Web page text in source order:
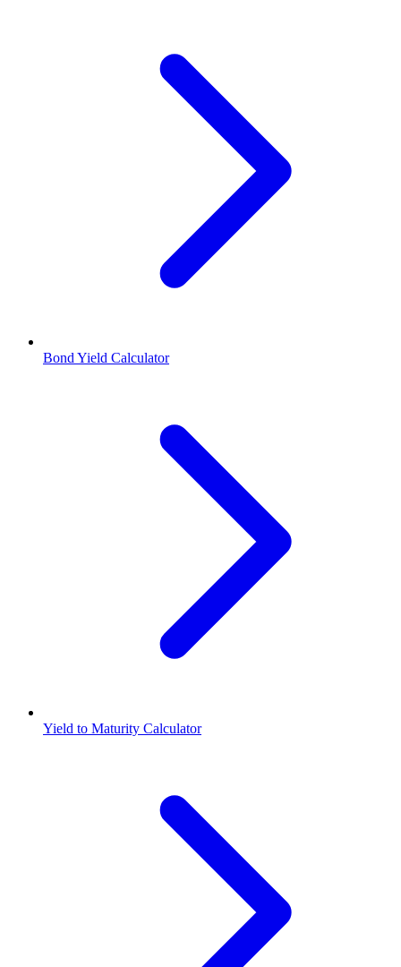
Bond Yield Calculator
Yield to Maturity Calculator